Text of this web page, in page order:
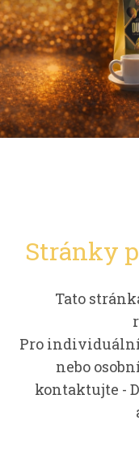
Stránky
Tato
Pro
nebo
kontaktujte -